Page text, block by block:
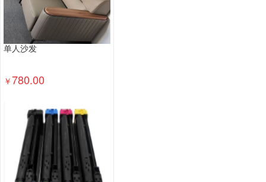
单人沙发
￥780.00